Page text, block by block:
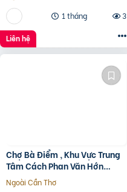
1 tháng
3
Liên hệ
Chợ Bà Điểm , Khu Vực Trung
Tâm Cách Phan Văn Hớn
100m
Ngoài Cần Thơ